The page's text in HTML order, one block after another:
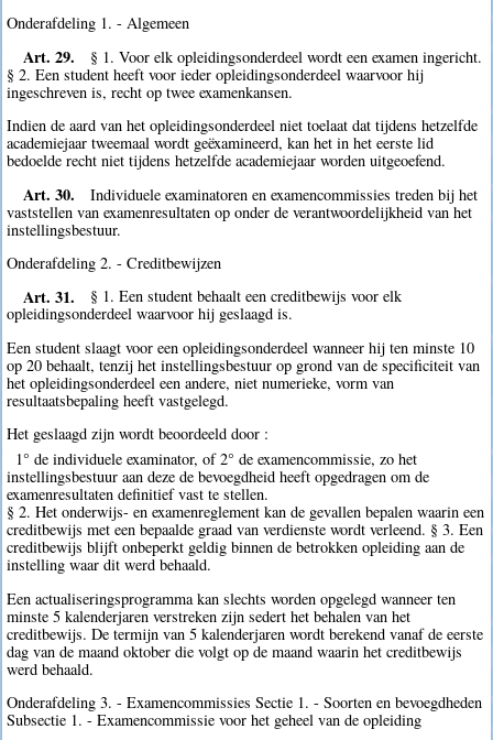
Onderafdeling 1. - Algemeen
Art. 29.
§ 1. Voor elk opleidingsonderdeel wordt een examen ingericht.
§ 2. Een student heeft voor ieder opleidingsonderdeel waarvoor hij
ingeschreven is, recht op twee examenkansen.
Indien de aard van het opleidingsonderdeel niet toelaat dat tijdens hetzelfde
academiejaar tweemaal wordt geëxamineerd, kan het in het eerste lid
bedoelde recht niet tijdens hetzelfde academiejaar worden uitgeoefend.
Art. 30.
Individuele examinatoren en examencommissies treden bij het
vaststellen van examenresultaten op onder de verantwoordelijkheid van het
instellingsbestuur.
Onderafdeling 2. - Creditbewijzen
Art. 31.
§ 1. Een student behaalt een creditbewijs voor elk
opleidingsonderdeel waarvoor hij geslaagd is.
Een student slaagt voor een opleidingsonderdeel wanneer hij ten minste 10
op 20 behaalt, tenzij het instellingsbestuur op grond van de specificiteit van
het opleidingsonderdeel een andere, niet numerieke, vorm van
resultaatsbepaling heeft vastgelegd.
Het geslaagd zijn wordt beoordeeld door :
1° de individuele examinator, of 2° de examencommissie, zo het
instellingsbestuur aan deze de bevoegdheid heeft opgedragen om de
examenresultaten definitief vast te stellen.
§ 2. Het onderwijs- en examenreglement kan de gevallen bepalen waarin een
creditbewijs met een bepaalde graad van verdienste wordt verleend. § 3. Een
creditbewijs blijft onbeperkt geldig binnen de betrokken opleiding aan de
instelling waar dit werd behaald.
Een actualiseringsprogramma kan slechts worden opgelegd wanneer ten
minste 5 kalenderjaren verstreken zijn sedert het behalen van het
creditbewijs. De termijn van 5 kalenderjaren wordt berekend vanaf de eerste
dag van de maand oktober die volgt op de maand waarin het creditbewijs
werd behaald.
Onderafdeling 3. - Examencommissies Sectie 1. - Soorten en bevoegdheden
Subsectie 1. - Examencommissie voor het geheel van de opleiding